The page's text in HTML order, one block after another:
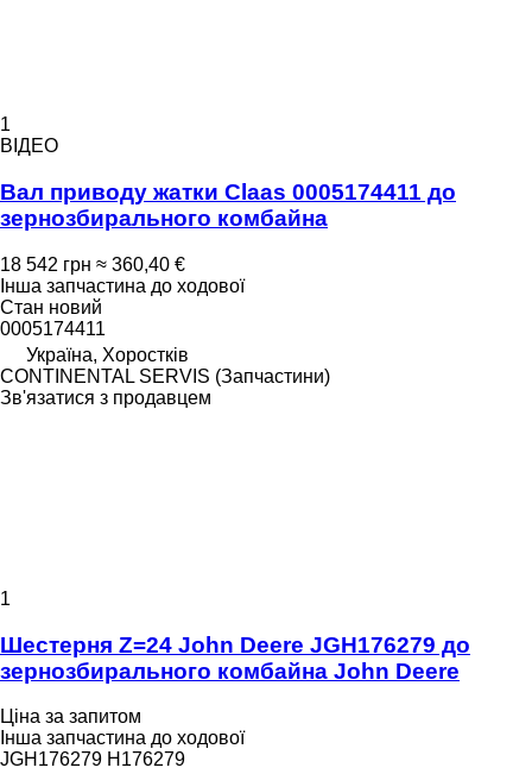
1
ВІДЕО
Вал приводу жатки Claas 0005174411 до
зернозбирального комбайна
18 542 грн ≈ 360,40 €
Інша запчастина до ходової
Стан новий
0005174411
Україна, Хоростків
CONTINENTAL SERVIS (Запчастини)
Зв'язатися з продавцем
1
Шестерня Z=24 John Deere JGH176279 до
зернозбирального комбайна John Deere
Ціна за запитом
Інша запчастина до ходової
JGH176279 H176279